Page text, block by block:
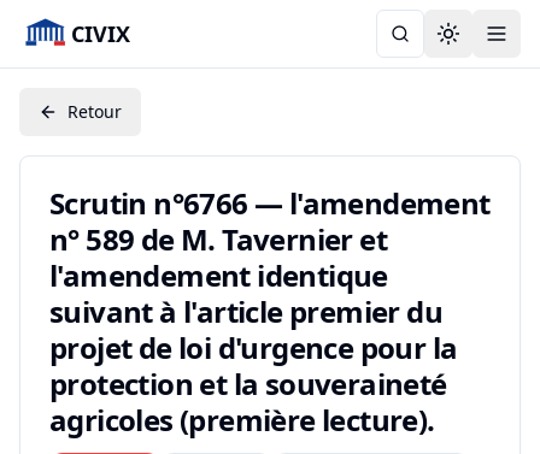
CIVIX Toggle
Retour
Scrutin n°6766 — l'amendement
n° 589 de M. Tavernier et
l'amendement identique
suivant à l'article premier du
projet de loi d'urgence pour la
protection et la souveraineté
agricoles (première lecture).